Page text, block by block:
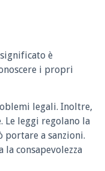
è
i propri
legali. Inoltre,
Le leggi regolano la
a sanzioni.
consapevolezza